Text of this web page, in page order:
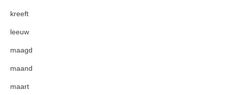
kreeft
leeuw
maagd
maand
maart